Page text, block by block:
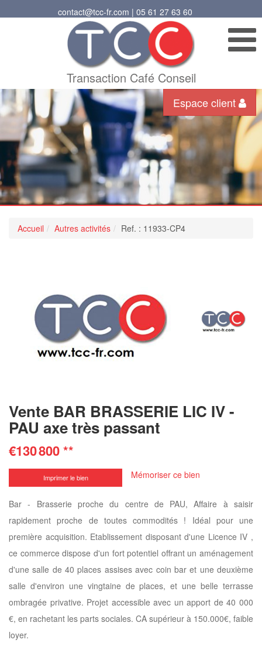
contact@tcc-fr.com | 05 61 27 63 60
Transaction Café Conseil
Espace client
Accueil Autres activités Ref. : 11933-CP4
Vente BAR BRASSERIE LIC IV -
PAU axe très passant
€130 800**
Imprimer le bien Mémoriser ce bien
Bar - Brasserie proche du centre de PAU, Affaire à saisir
rapidement proche de toutes commodités ! Idéal pour une
première acquisition. Etablissement disposant d'une Licence IV ,
ce commerce dispose d'un fort potentiel offrant un aménagement
d'une salle de 40 places assises avec coin bar et une deuxième
salle d'environ une vingtaine de places, et une belle terrasse
ombragée privative. Projet accessible avec un apport de 40 000
€, en rachetant les parts sociales. CA supérieur à 150.000€, faible
loyer.